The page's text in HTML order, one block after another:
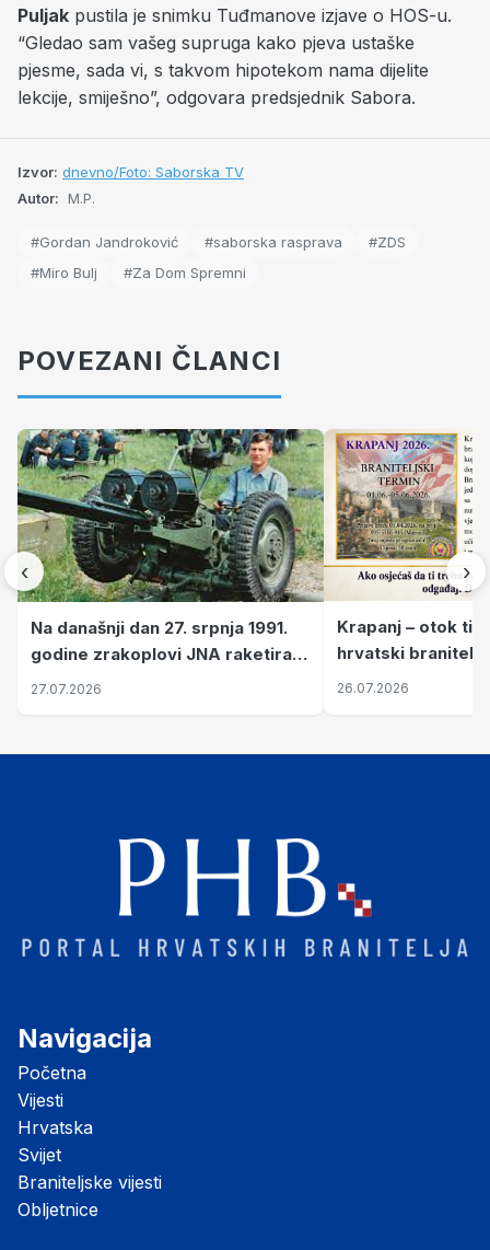
Puljak pustila je snimku Tuđmanove izjave o HOS-u.
“Gledao sam vašeg supruga kako pjeva ustaške
pjesme, sada vi, s takvom hipotekom nama dijelite
lekcije, smiješno”, odgovara predsjednik Sabora.
Izvor: dnevno/Foto: Saborska TV
Autor: M.P.
#Gordan Jandroković #saborska rasprava
#ZDS
#Miro Bulj
#Za Dom Spremni
POVEZANI ČLANCI
‹
Na današnji dan 27. srpnja 1991.
godine zrakoplovi JNA raketirali
su vojarnu i obučni centar "Nikola
27.07.2026
Krapanj – otok
hrvatski branitelji
pronalaze mir
26.07.2026
›
Navigacija
Početna
Vijesti
Hrvatska
Svijet
Braniteljske vijesti
Obljetnice